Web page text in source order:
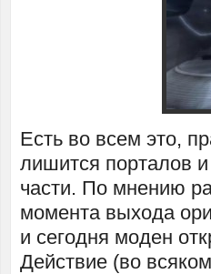
Есть во всем это,
лишится порталов
части. По мнению
момента выхода
и сегодня моден
Действие (во